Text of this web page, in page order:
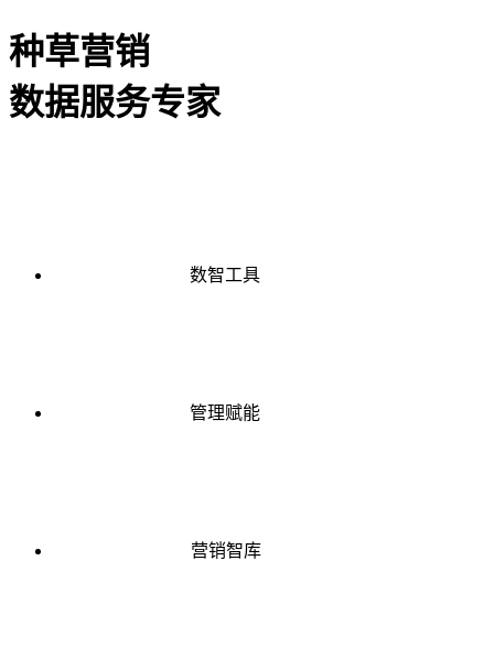
种草营销
数据服务专家
数智工具
管理赋能
营销智库